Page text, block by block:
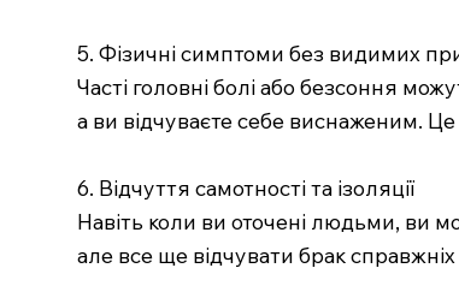
5. Фізичні симптоми без видимих
Часті головні болі або безсоння
а ви відчуваєте себе виснаженим.
6. Відчуття самотності та ізоляції
Навіть коли ви оточені людьми, ви
але все ще відчувати брак